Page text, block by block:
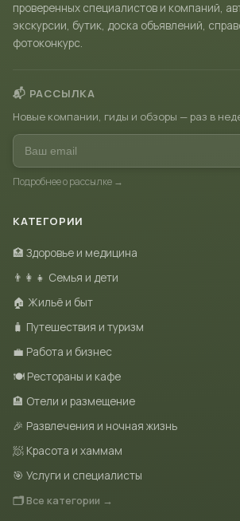
проверенных специалистов и компаний,
экскурсии, бутик, доска объявлений,
фотоконкурс.
📬 РАССЫЛКА
Новые компании, гиды и обзоры — раз в
Подробнее о рассылке →
КАТЕГОРИИ
🏥 Здоровье и медицина
👨‍👩‍👧 Семья и дети
🏠 Жильё и быт
🧳 Путешествия и туризм
💼 Работа и бизнес
🍽 Рестораны и кафе
🏨 Отели и размещение
🎉 Развлечения и ночная жизнь
🧖 Красота и хаммам
🎯 Услуги и специалисты
🗂 Все категории →